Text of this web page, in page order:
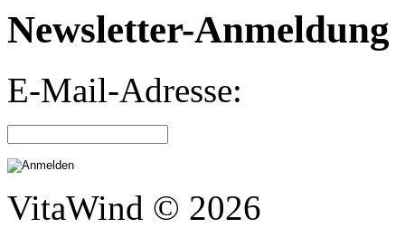
Newsletter-Anmeldung
E-Mail-Adresse:
VitaWind © 2026